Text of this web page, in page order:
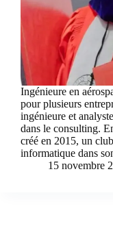
Ingénieure en
pour plusieurs
ingénieure et
dans le consulting.
créé en 2015, un
informatique dans
15 novembre